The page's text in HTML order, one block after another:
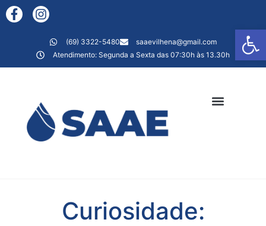
(69) 3322-5480
saaevilhena@gmail.com
Atendimento: Segunda a Sexta das 07:30h às 13.30h
Curiosidade: